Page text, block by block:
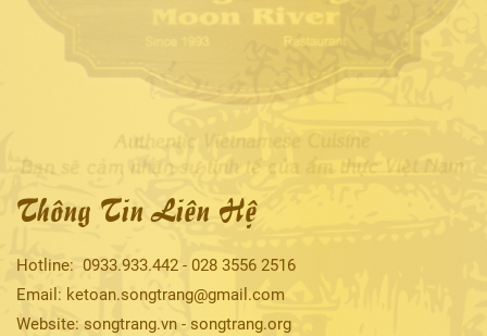
Thông Tin Liên Hệ
Hotline: 0933.933.442 - 028 3556 2516
Email: ketoan.songtrang@gmail.com
Website: songtrang.vn - songtrang.org